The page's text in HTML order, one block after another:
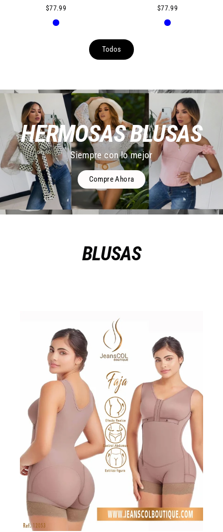
$77.99 $77.99
Todos
HERMOSAS BLUSAS
Siempre con lo mejor
Compre Ahora
BLUSAS